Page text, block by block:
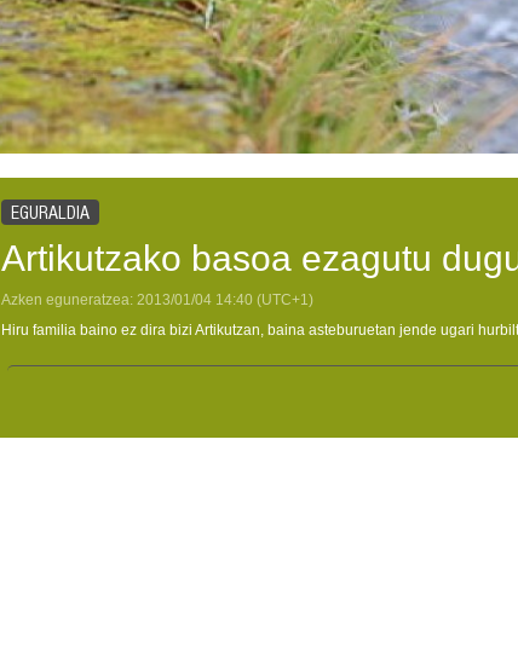
EGURALDIA
Artikutzako basoa ezagutu
Azken eguneratzea: 2013/01/04 14:40 (UTC+1)
Hiru familia baino ez dira bizi Artikutzan, baina asteburuetan jende ugari